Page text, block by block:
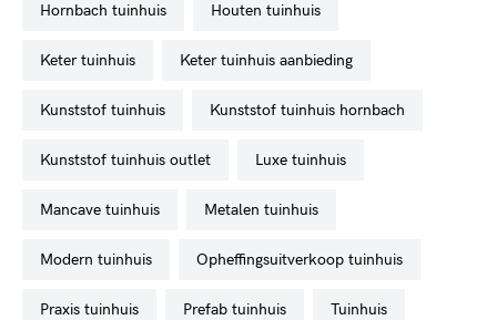
hornbach tuinhuis houten tuinhuis
keter tuinhuis keter tuinhuis aanbieding
kunststof tuinhuis kunststof tuinhuis hornbach
kunststof tuinhuis outlet luxe tuinhuis
mancave tuinhuis metalen tuinhuis
modern tuinhuis opheffingsuitverkoop tuinhuis
praxis tuinhuis prefab tuinhuis tuinhuis